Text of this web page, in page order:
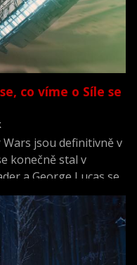
co víme o Síle se
Wars jsou definitivně v
konečně stal v
a George Lucas se
končí. Úvodní
se celý svět těší na
univerza, které se
1977.